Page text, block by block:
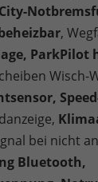
,
ParkPilot
Wisch-
bei nicht
Bluetooth,